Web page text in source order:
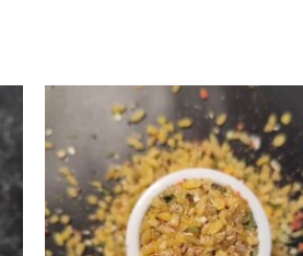
Ten
produkt
ma
wiele
wariantów.
Opcje